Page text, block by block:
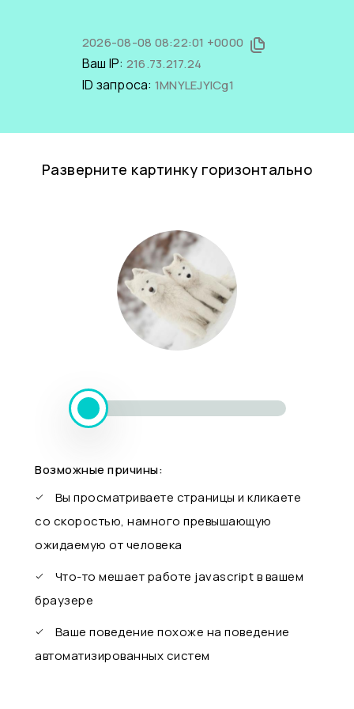
2026-08-08 08:22:01 +0000
Ваш IP: 216.73.217.24
ID запроса: 1MNYLEJYICg1
Разверните картинку горизонтально
Возможные причины:
Вы просматриваете страницы и кликаете
со скоростью, намного превышающую
ожидаемую от человека
Что-то мешает работе javascript в вашем
браузере
Ваше поведение похоже на поведение
автоматизированных систем